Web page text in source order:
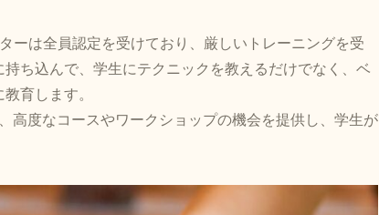
ーは全員認定を受けており、厳しいトレーニングを受
ち込んで、学生にテクニックを教えるだけでなく、ベ
育します。
高度なコースやワークショップの機会を提供し、学生が